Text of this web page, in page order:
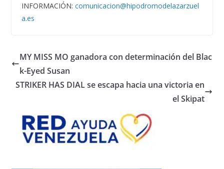
INFORMACIÓN: comunicacion@hipodromodelazarzuel
a.es
MY MISS MO ganadora con determinación del Blac
k-Eyed Susan
STRIKER HAS DIAL se escapa hacia una victoria en
el Skipat